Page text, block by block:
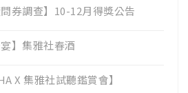
券調查】10-12月得獎公告
】集雅社春酒
X 集雅社試聽鑑賞會】